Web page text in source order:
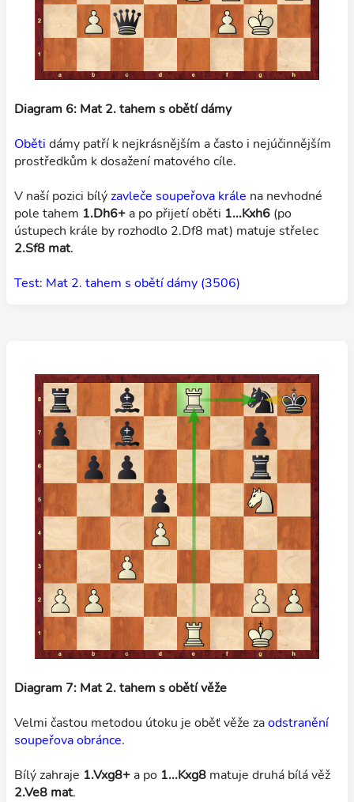
Diagram 6: Mat 2. tahem s obětí dámy
Oběti dámy patří k nejkrásnějším a často i nejúčinnějším
prostředkům k dosažení matového cíle.
V naší pozici bílýzavleče soupeřova krále na nevhodné
pole tahem 1.Dh6+a po přijetí oběti 1...Kxh6 (po
ústupech krále by rozhodlo 2.Df8 mat) matuje střelec
2.Sf8 mat.
Test: Mat 2. tahem s obětí dámy (3506)
Diagram 7: Mat 2. tahem s obětí věže
Velmi častou metodou útoku je oběť věže zaodstranění
soupeřova obránce.
Bílý zahraje 1.Vxg8+a po 1...Kxg8 matuje druhá bílá věž
2.Ve8 mat.